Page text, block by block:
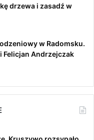
drzewa i zasadź w
w Radomsku.
Felicjan Andrzejczak